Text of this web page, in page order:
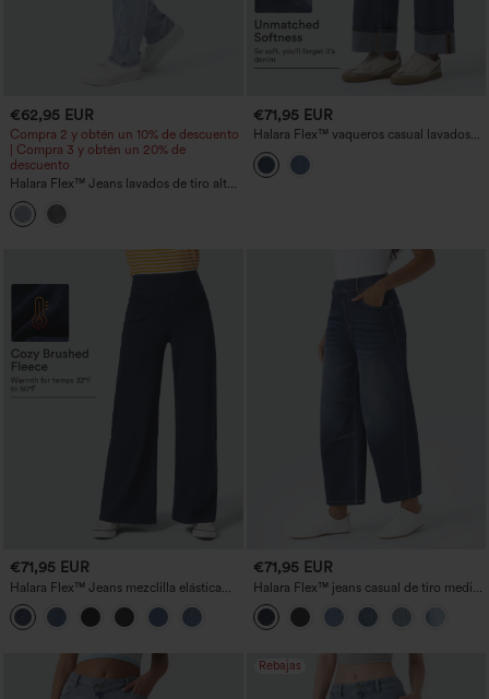
€62,95 EUR
Compra 2 y obtén un 10% de descuento
| Compra 3 y obtén un 20% de
descuento
Halara Flex™ Jeans lavados de tiro alto,
relajados, con bolsillos con cremallera
€71,95 EUR
Halara Flex™ vaqueros casual lavados
de tiro alto con control abdominal,
dobladillo enrollado, pernera ancha y
bolsillos
€71,95 EUR
Halara Flex™ Jeans mezclilla elástica
tiro alto múltiples bolsillos pierna ancha
€71,95 EUR
Halara Flex™ jeans casual de tiro medio
con bolsillos y pernera tipo barril
Rebajas